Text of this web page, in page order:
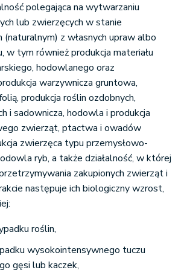
polegająca na wytwarzaniu
lub zwierzęcych w stanie
z własnych upraw albo
w tym również produkcja materiału
hodowlanego oraz
warzywnicza gruntowa,
produkcja roślin ozdobnych,
i sadownicza, hodowla i produkcja
zwierząt, ptactwa i owadów
zwierzęca typu przemysłowo-
ryb, a także działalność, w której
zakupionych zwierząt i
następuje ich biologiczny wzrost,
roślin,
wysokointensywnego tuczu
gęsi lub kaczek,